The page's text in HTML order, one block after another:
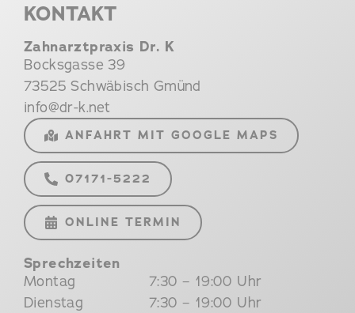
KONTAKT
Zahnarztpraxis Dr. K
Bocksgasse 39
73525 Schwäbisch Gmünd
info@dr-k.net
ANFAHRT MIT GOOGLE MAPS
07171-5222
ONLINE TERMIN
Sprechzeiten
Montag
7:30 – 19:00 Uhr
Dienstag
7:30 – 19:00 Uhr